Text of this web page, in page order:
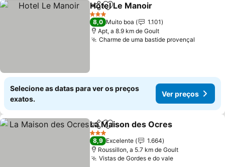
PartilharAdicionar aos favoritos
Hotel Le Manoir
3 Estrelas
8,0 Muito boa
1.101
Apt, a 8.9 km de Goult
Charme de uma bastide provençal
Selecione as datas para ver os preços
exatos.
Ver preços
PartilharAdicionar aos favoritos
La Maison des Ocres
3 Estrelas
8,9 Excelente
1.664
Roussillon, a 5.7 km de Goult
Vistas de Gordes e do valeVer preços